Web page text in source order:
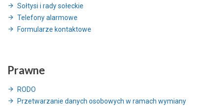
Sołtysi i rady sołeckie
Telefony alarmowe
Formularze kontaktowe
Prawne
RODO
Przetwarzanie danych osobowych w ramach wymiany